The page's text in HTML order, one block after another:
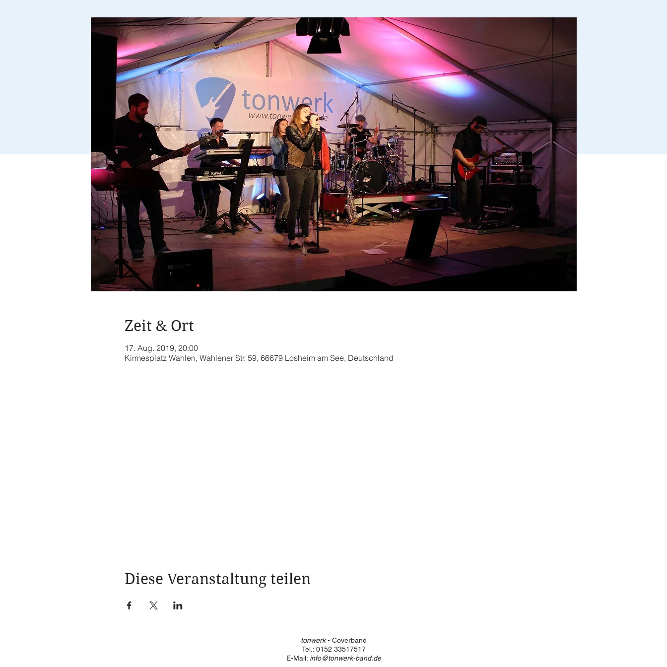
Zeit & Ort
17. Aug. 2019, 20:00
Kirmesplatz Wahlen, Wahlener Str. 59, 66679 Losheim am See, Deutschland
Diese Veranstaltung teilen
tonwerk- Coverband
Tel.: 0152 33517517
E-Mail: info@tonwerk-band.de